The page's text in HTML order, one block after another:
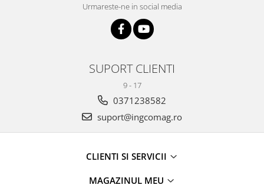
Urmareste-ne in social media
SUPORT CLIENTI
9 - 17
0371238582
suport@ingcomag.ro
CLIENTI SI SERVICII
MAGAZINUL MEU